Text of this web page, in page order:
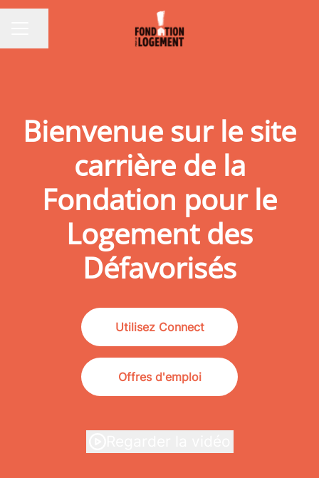
Bienvenue sur le site
carrière de la
Fondation pour le
Logement des
Défavorisés
Utilisez Connect
Offres d'emploi